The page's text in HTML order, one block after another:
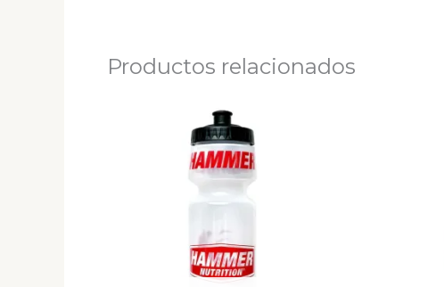
Productos relacionados